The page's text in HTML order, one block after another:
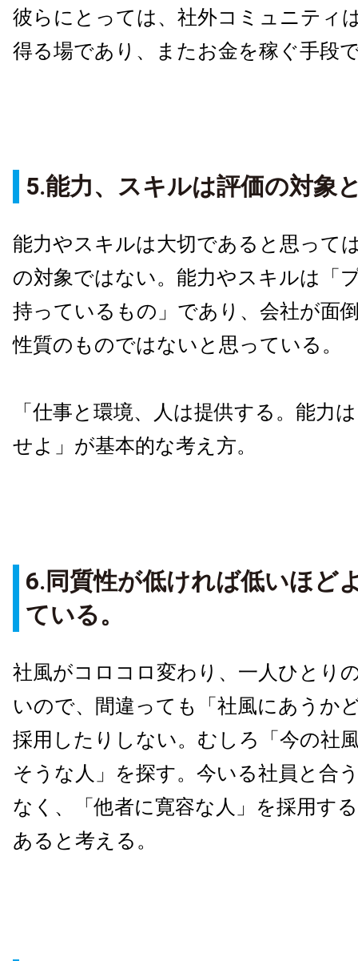
彼らにとっては、社外コミュニティ
得る場であり、またお金を稼ぐ手段
5.能力、スキルは評価の対象
能力やスキルは大切であると思って
の対象ではない。能力やスキルは「
持っているもの」であり、会社が面
性質のものではないと思っている。
「仕事と環境、人は提供する。能力
せよ」が基本的な考え方。
6.同質性が低ければ低いほど
ている。
社風がコロコロ変わり、一人ひとり
いので、間違っても「社風にあうか
採用したりしない。むしろ「今の社
そうな人」を探す。今いる社員と合
なく、「他者に寛容な人」を採用す
あると考える。